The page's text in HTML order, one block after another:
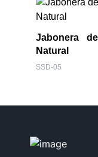
Jabonera
Natural
SSD-05